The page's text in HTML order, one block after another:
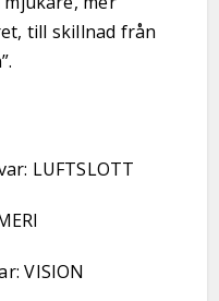
till skillnad från
LUFTSLOTT
VISION